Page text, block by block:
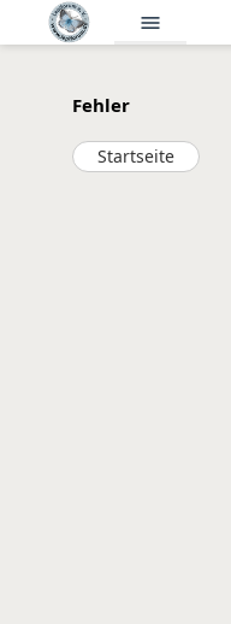
menu
Fehler
Startseite